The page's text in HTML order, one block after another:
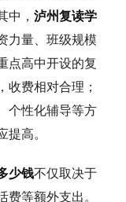
中， 泸州复读学
力量、班级规模
点高中开设的复
收费相对合理；
个性化辅导等方
提高。
少钱不仅取决于
等额外支出。